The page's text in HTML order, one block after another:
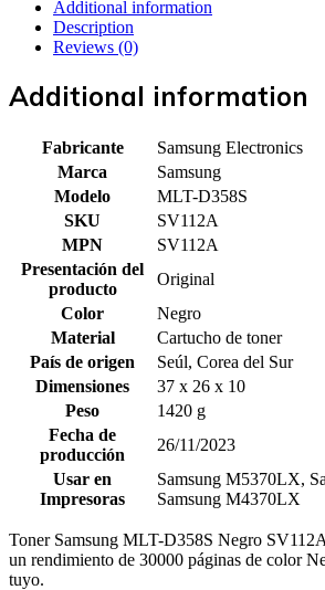
Additional information
Description
Reviews (0)
Additional information
Fabricante
Samsung Electronics
Marca
Samsung
Modelo
MLT-D358S
SKU
SV112A
MPN
SV112A
Presentación del
producto
Original
Color
Negro
Material
Cartucho de toner
País de origen
Seúl, Corea del Sur
Dimensiones
37 x 26 x 10
Peso
1420 g
Fecha de
producción
26/11/2023
Usar en
Impresoras
Samsung M5370LX,
Samsung M4370LX
Toner Samsung MLT-D358S Negro
un rendimiento de 30000 páginas de color
tuyo.